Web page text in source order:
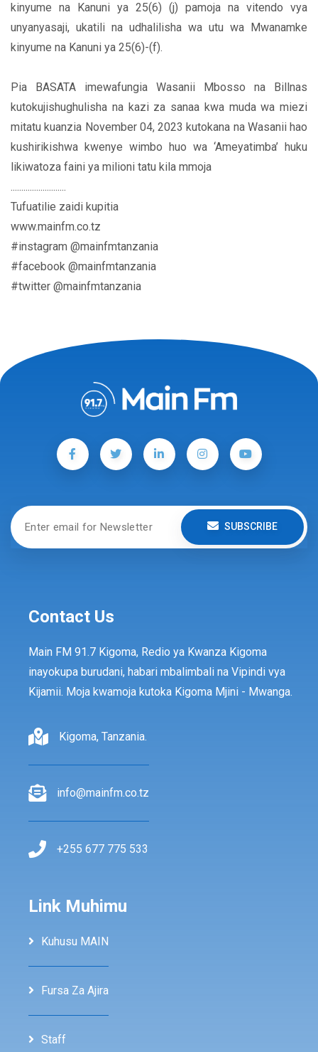
kinyume na Kanuni ya 25(6) (j) pamoja na vitendo vya
unyanyasaji, ukatili na udhalilisha wa utu wa Mwanamke
kinyume na Kanuni ya 25(6)-(f).
Pia BASATA imewafungia Wasanii Mbosso na Billnas
kutokujishughulisha na kazi za sanaa kwa muda wa miezi
mitatu kuanzia November 04, 2023 kutokana na Wasanii hao
kushirikishwa kwenye wimbo huo wa ‘Ameyatimba’ huku
likiwatoza faini ya milioni tatu kila mmoja
..........................
Tufuatilie zaidi kupitia
www.mainfm.co.tz
#instagram @mainfmtanzania
#facebook @mainfmtanzania
#twitter @mainfmtanzania
SUBSCRIBE
Contact Us
Main FM 91.7 Kigoma, Redio ya Kwanza Kigoma
inayokupa burudani, habari mbalimbali na Vipindi vya
Kijamii. Moja kwamoja kutoka Kigoma Mjini - Mwanga.
Kigoma, Tanzania.
info@mainfm.co.tz
+255 677 775 533
Link Muhimu
Kuhusu MAIN
Fursa Za Ajira
Staff